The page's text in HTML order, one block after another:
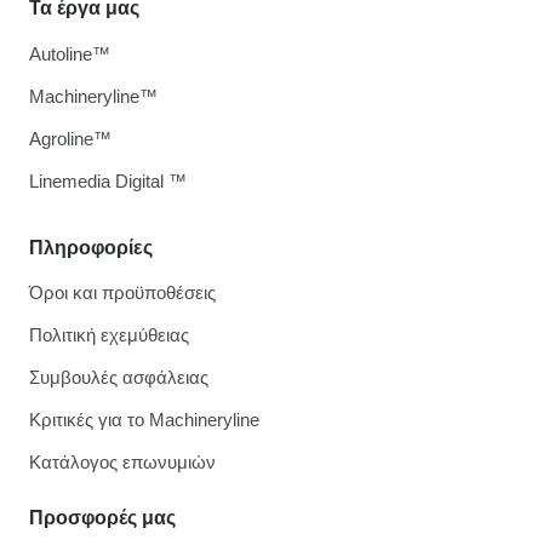
Πληροφορίες
Όροι και προϋποθέσεις
Πολιτική εχεμύθειας
Συμβουλές ασφάλειας
Κριτικές για το Machineryline
Κατάλογος επωνυμιών
Προσφορές μας
Τα έργα μας
Autoline™
Machineryline™
Agroline™
Linemedia Digital ™